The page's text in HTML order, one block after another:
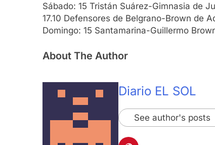
Sábado: 15 Tristán Suárez-Gimnasia de
17.10 Defensores de Belgrano-Brown de
Domingo: 15 Santamarina-Guillermo
About The Author
Diario EL SOL
See author's posts